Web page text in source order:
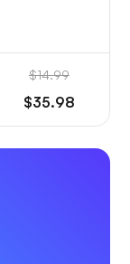
$14.99
$35.98